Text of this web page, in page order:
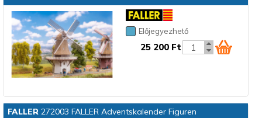
Előjegyezhető
25 200 Ft
FALLER272003 FALLER Adventskalender Figuren